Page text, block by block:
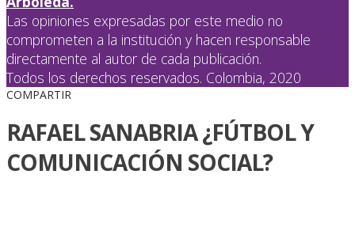
Las opiniones expresadas por este medio no
comprometen a la institución y hacen responsable
directamente al autor de cada publicación.
Todos los derechos reservados. Colombia, 2020
COMPARTIR
RAFAEL SANABRIA ¿FÚTBOL Y
COMUNICACIÓN SOCIAL?